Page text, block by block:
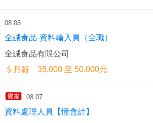
08.06
全誠食品-資料輸入員（全職）
全誠食品有限公司
月薪 35,000 至 50,000元
08.07
資料處理人員【懂會計】